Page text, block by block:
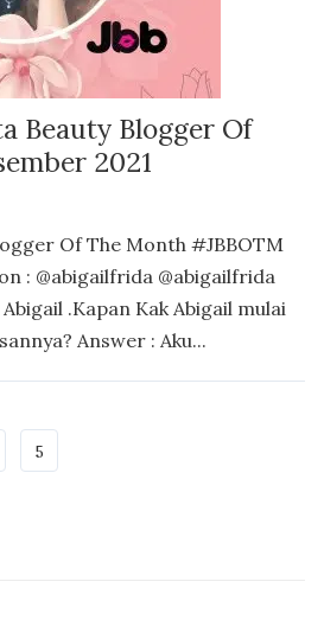
Beauty Blogger Of
2021
Of The Month #JBBOTM
: @abigailfrida @abigailfrida
.Kapan Kak Abigail mulai
Answer : Aku...
5